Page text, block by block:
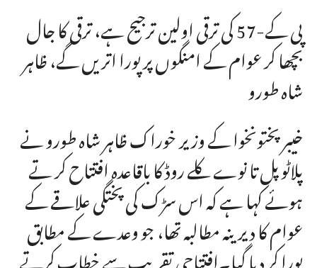
پی کے-57 کی ترقی اولین ترجیح ہے، ترقی کا جال
بچھا کر عوام کے امنگوں پر پورا اتریں گے، ظاہر
شاہ طورو
خیبر پختونخوا کے وزیر خوراک ظاہر شاہ طورو نے
پلاٹو پل تا نوے کلے روڈ کا باقاعدہ افتتاح کر تے
ہوئے کہا ہے کہ اس سڑک کی پختگی علاقے کے
عوام کا دیرینہ مطالبہ تھا، جو وعدے کے مطابق
پورا کر دیا گیا۔افتتاحی تقریب سے خطاب کرتے